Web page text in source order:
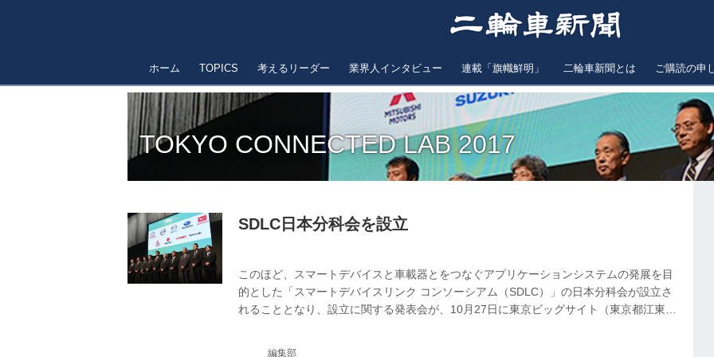
ホーム TOPICS 考えるリーダー 業界人インタビュー 連載「旗幟鮮明」 二輪車新聞とは ご購読の申
TOKYO CONNECTED LAB 2017
SDLC日本分科会を設立
このほど、スマートデバイスと車載器とをつなぐアプリケーションシステムの発展を目
的とした「スマートデバイスリンク コンソーシアム（SDLC）」の日本分科会が設立さ
れることとなり、設立に関する発表会が、10月27日に東京ビッグサイト（東京都江東
編集部